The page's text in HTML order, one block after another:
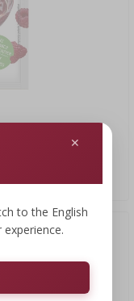
to the English